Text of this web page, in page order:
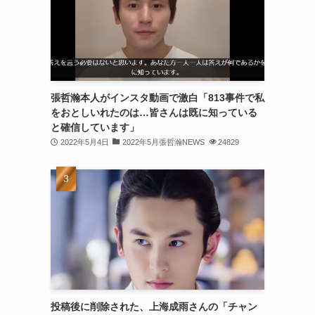
(30)
(32)
(31)
(32)
(32)
(29)
張哲瀚本人がインスタ動画で激白「813事件で私
をおとしいれたのは…皆さんは既に知っている
と確信しています」
2022年5月4日 2022年5月張哲瀚NEWS 24829
投稿後に削除された、上海成雨さんの「チャン